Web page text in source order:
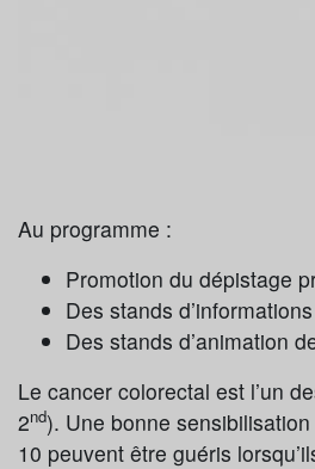
Au programme :
Promotion du dépistage
Des stands
Des stands d’animation
Le cancer colorectal est l’un
2nd). Une bonne
10 peuvent être guéris